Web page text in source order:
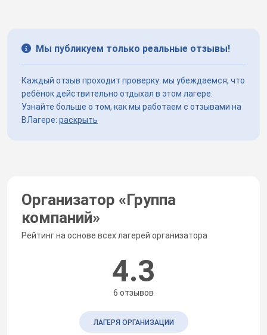
Мы публикуем только реальные отзывы!
Каждый отзыв проходит проверку: мы убеждаемся, что
ребёнок действительно отдыхал в этом лагере.
Узнайте больше о том, как мы работаем с отзывами на
ВЛагере: раскрыть
Организатор «Группа
компаний»
Рейтинг на основе всех лагерей организатора
4.3
6 отзывов
ЛАГЕРЯ ОРГАНИЗАЦИИ